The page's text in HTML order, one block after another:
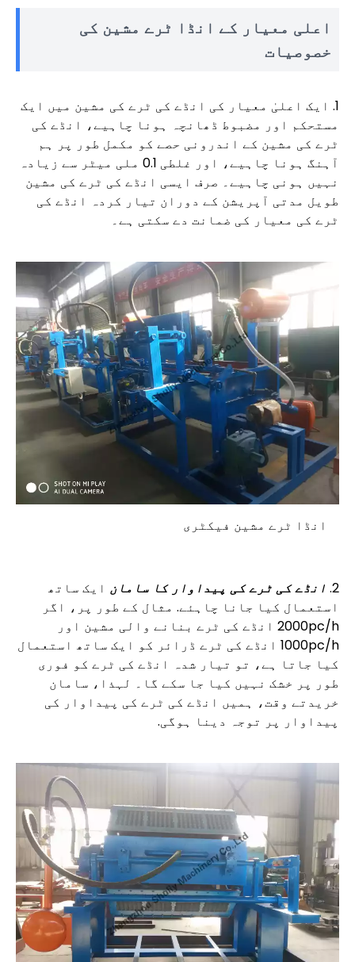
اعلی معیار کے انڈا ٹرے مشین کی
خصوصیات
1. ایک اعلیٰ معیار کی انڈے کی ٹرے کی مشین میں ایک
مستحکم اور مضبوط ڈھانچہ ہونا چاہیے، انڈے کی
ٹرے کی مشین کے اندرونی حصے کو مکمل طور پر ہم
آہنگ ہونا چاہیے، اور غلطی 0.1 ملی میٹر سے زیادہ
نہیں ہونی چاہیے۔ صرف ایسی انڈے کی ٹرے کی مشین
طویل مدتی آپریشن کے دوران تیار کردہ انڈے کی
ٹرے کی معیار کی ضمانت دے سکتی ہے۔
انڈا ٹرے مشین فیکٹری
2. انڈے کی ٹرے کی پیداوار کا سامان ایک ساتھ
استعمال کیا جانا چاہئے. مثال کے طور پر، اگر
2000pc/h انڈے کی ٹرے بنانے والی مشین اور
1000pc/h انڈے کی ٹرے ڈرائر کو ایک ساتھ استعمال
کیا جاتا ہے، تو تیار شدہ انڈے کی ٹرے کو فوری
طور پر خشک نہیں کیا جا سکے گا۔ لہذا، سامان
خریدتے وقت، ہمیں انڈے کی ٹرے کی پیداوار کی
پیداوار پر توجہ دینا ہوگی.